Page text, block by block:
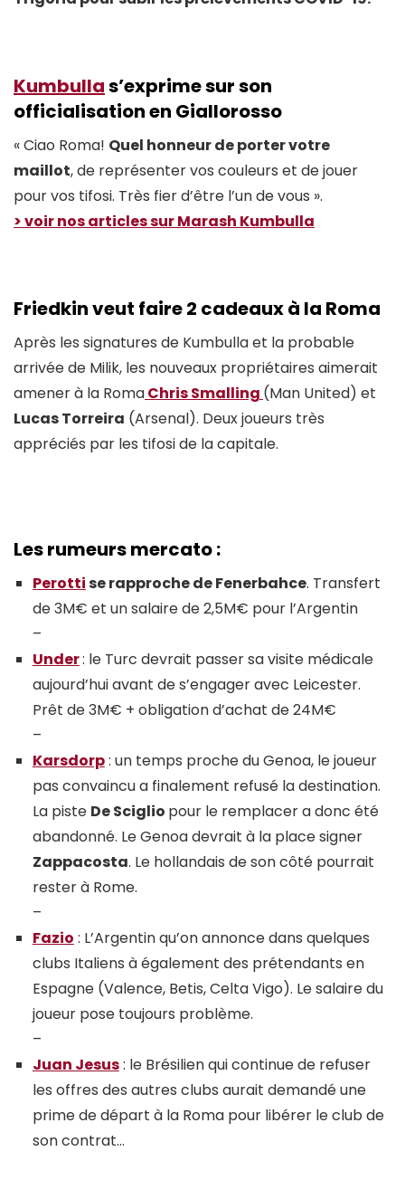
Kumbullas’exprime sur son
officialisation en Giallorosso
« Ciao Roma! Quel honneur de porter votre
maillot, de représenter vos couleurs et de jouer
pour vos tifosi. Très fier d’être l’un de vous ».
> voir nos articles sur Marash Kumbulla
Friedkin veut faire 2 cadeaux à la Roma
Après les signatures de Kumbulla et la probable
arrivée de Milik, les nouveaux propriétaires aimerait
amener à la RomaChris Smalling (Man United) et
Lucas Torreira (Arsenal). Deux joueurs très
appréciés par les tifosi de la capitale.
Les rumeurs mercato :
Perottise rapproche de Fenerbahce. Transfert
de 3M€ et un salaire de 2,5M€ pour l’Argentin
–
Under: le Turc devrait passer sa visite médicale
aujourd’hui avant de s’engager avec Leicester.
Prêt de 3M€ + obligation d’achat de 24M€
–
Karsdorp: un temps proche du Genoa, le joueur
pas convaincu a finalement refusé la destination.
La piste De Sciglio pour le remplacer a donc été
abandonné. Le Genoa devrait à la place signer
Zappacosta. Le hollandais de son côté pourrait
rester à Rome.
–
Fazio : L’Argentin qu’on annonce dans quelques
clubs Italiens à également des prétendants en
Espagne (Valence, Betis, Celta Vigo). Le salaire du
joueur pose toujours problème.
–
Juan Jesus: le Brésilien qui continue de refuser
les offres des autres clubs aurait demandé une
prime de départ à la Roma pour libérer le club de
son contrat…